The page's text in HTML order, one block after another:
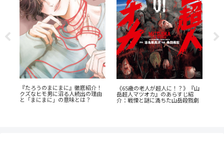
『たろうのまにまに』徹底紹介！
クズなヒモ男に沼る人続出の理由
と「まにまに」の意味とは？
《65歳の老人が超人に！？》『山
岳超人マツオカ』のあらすじ紹
介：戦慄と謎に満ちた山岳殺戮劇